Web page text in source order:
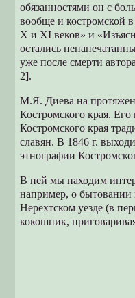
обязанностями он с
вообще и костромской
X и XI веков» и
остались
уже после смерти
2].
М.Я. Диева на
Костромского края.
Костромского края
славян. В 1846 г.
этнографии
В ней мы находим
например, о бытовании
Нерехтском уезде (в
кокошник,